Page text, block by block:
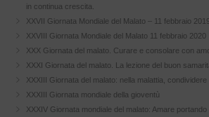
in continua crescita.
XXVII Giornata Mondiale del Malato – 11 febbraio 2019
XXVIII Giornata Mondiale del Malato 11 febbraio 2020
XXX Giornata del malato. Curare e consolare con
XXXI Giornata del malato. La lezione del buon
XXXIII Giornata del malato: nella malattia, condividere
XXXIII Giornata mondiale della gioventù
XXXIV Giornata mondiale del malato: Amare portando